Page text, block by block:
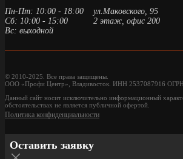
Пн-Пт: 10:00 - 18:00
Сб: 10:00 - 15:00
Вс: выходной
ул.Маковского, 95
2 этаж, офис 200
© 2010-2025. Все права защищены.
ООО «Профи Центр», Владивосток. ИНН 2537087916
Данный сайт носит исключительно информационный
обстоятельствах не является публичной офертой.
Политика конфиденциальности
Оставить заявку